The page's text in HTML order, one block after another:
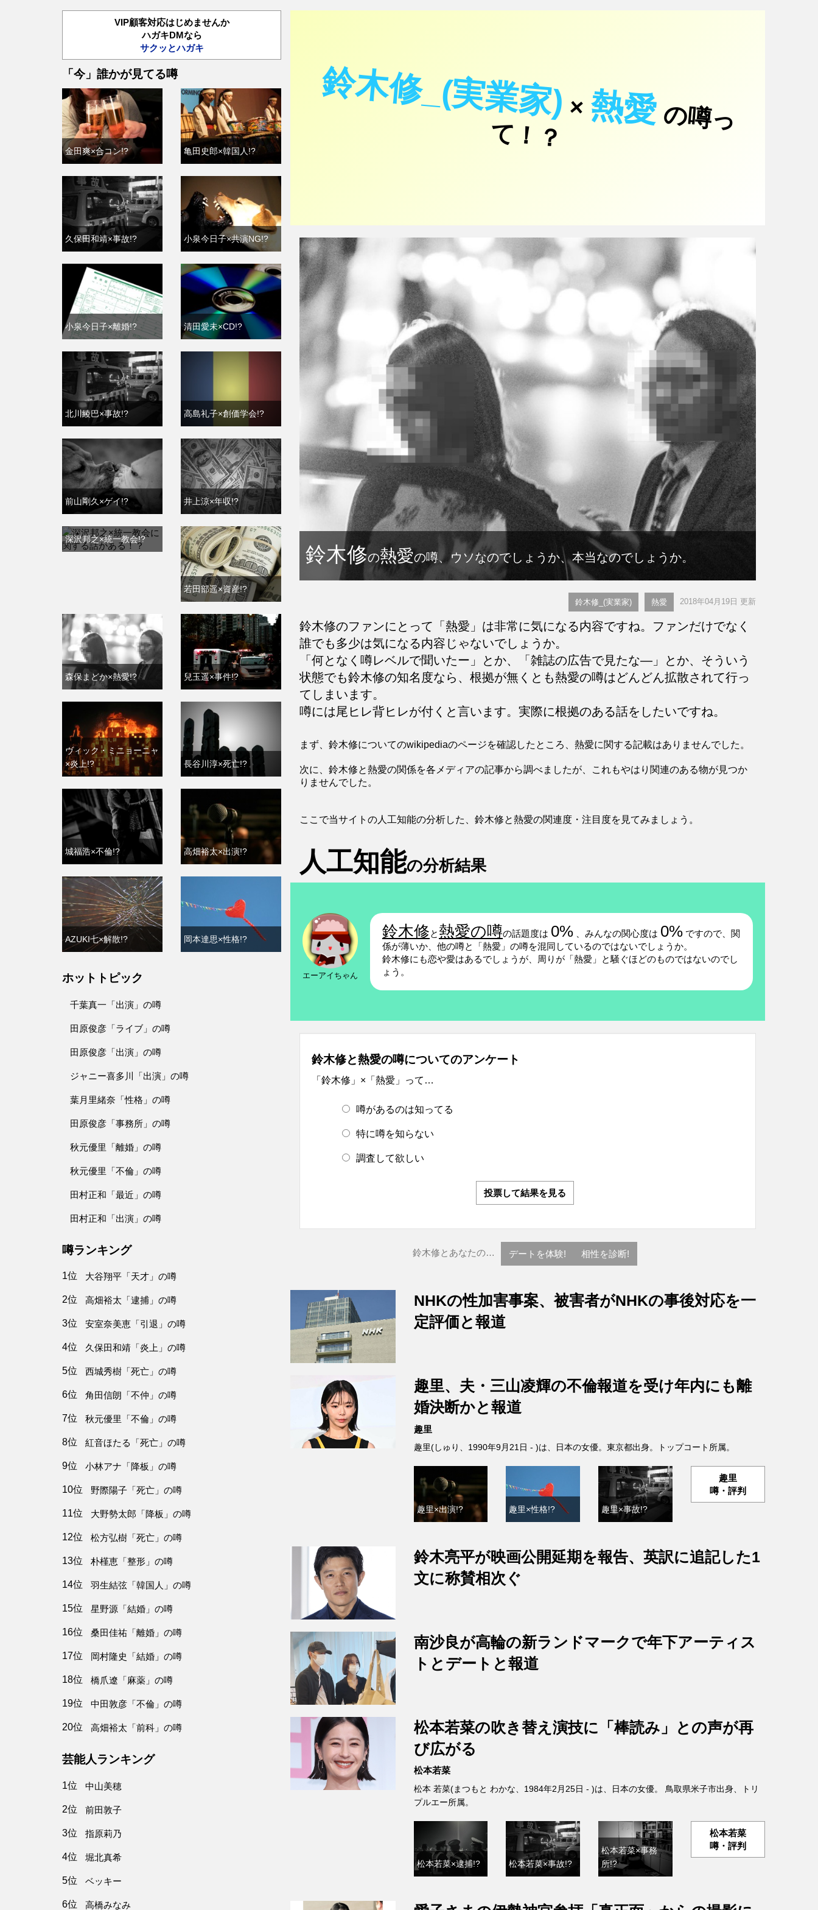
鈴木修_(実業家) ×熱愛の
噂
っ
て
！
？
鈴木修の熱愛の噂、ウソなのでしょうか、本当なのでしょうか。
鈴木修_(実業家) 熱愛 2018年04月19日 更新
鈴木修のファンにとって「熱愛」は非常に気になる内容ですね。ファンだけでなく
誰でも多少は気になる内容じゃないでしょうか。
「何となく噂レベルで聞いたー」とか、「雑誌の広告で見たな―」とか、そういう
状態でも鈴木修の知名度なら、根拠が無くとも熱愛の噂はどんどん拡散されて行っ
てしまいます。
噂には尾ヒレ背ヒレが付くと言います。実際に根拠のある話をしたいですね。
まず、鈴木修についてのwikipediaのページを確認したところ、熱愛に関する記載はありませんでした。
次に、鈴木修と熱愛の関係を各メディアの記事から調べましたが、これもやはり関連のある物が見つか
りませんでした。
ここで当サイトの人工知能の分析した、鈴木修と熱愛の関連度・注目度を見てみましょう。
人工知能の分析結果
エーアイちゃん
鈴木修と 熱愛の噂の話題度は 0% 、みんなの関心度は 0% ですので、関
係が薄いか、他の噂と「熱愛」の噂を混同しているのではないでしょうか。
鈴木修にも恋や愛はあるでしょうが、周りが「熱愛」と騒ぐほどのものではないのでし
ょう。
鈴木修と熱愛の噂についてのアンケート
「鈴木修」×「熱愛」って…
噂があるのは知ってる
特に噂を知らない
調査して欲しい
投票して結果を見る
鈴木修とあなたの… デートを体験! 相性を診断!
NHKの性加害事案、被害者がNHKの事後対応を一
定評価と報道
趣里、夫・三山凌輝の不倫報道を受け年内にも離
婚決断かと報道
趣里
趣里(しゅり、1990年9月21日 - )は、日本の女優。東京都出身。トップコート所属。
趣里×出演!? 趣里×性格!? 趣里×事故!?
趣里
噂・評判
鈴木亮平が映画公開延期を報告、英訳に追記した1
文に称賛相次ぐ
南沙良が高輪の新ランドマークで年下アーティス
トとデートと報道
松本若菜の吹き替え演技に「棒読み」との声が再
び広がる
松本若菜
松本 若菜(まつもと わかな、1984年2月25日 - )は、日本の女優。 鳥取県米子市出身、トリ
プルエー所属。
松本若菜×逮捕!? 松本若菜×事故!?
松本若菜×事務
所!?
松本若菜
噂・評判
VIP顧客対応はじめませんか
ハガキDMなら
サクッとハガキ
「今」誰かが見てる噂
金田爽×合コン!? 亀田史郎×韓国人!?
久保田和靖×事故!? 小泉今日子×共演NG!?
小泉今日子×離婚!? 清田愛未×CD!?
北川綾巴×事故!? 高島礼子×創価学会!?
前山剛久×ゲイ!? 井上涼×年収!?
深沢邦之×統一教会!?
若田部遥×資産!?
森保まどか×熱愛!? 兒玉遥×事件!?
ヴィック・ミニョーニャ
×炎上!?
長谷川淳×死亡!?
城福浩×不倫!? 高畑裕太×出演!?
AZUKI七×解散!? 岡本達思×性格!?
ホットトピック
千葉真一「出演」の噂
田原俊彦「ライブ」の噂
田原俊彦「出演」の噂
ジャニー喜多川「出演」の噂
葉月里緒奈「性格」の噂
田原俊彦「事務所」の噂
秋元優里「離婚」の噂
秋元優里「不倫」の噂
田村正和「最近」の噂
田村正和「出演」の噂
噂ランキング
1位 大谷翔平「天才」の噂
2位 高畑裕太「逮捕」の噂
3位 安室奈美恵「引退」の噂
4位 久保田和靖「炎上」の噂
5位 西城秀樹「死亡」の噂
6位 角田信朗「不仲」の噂
7位 秋元優里「不倫」の噂
8位 紅音ほたる「死亡」の噂
9位 小林アナ「降板」の噂
10位 野際陽子「死亡」の噂
11位 大野勢太郎「降板」の噂
12位 松方弘樹「死亡」の噂
13位 朴槿恵「整形」の噂
14位 羽生結弦「韓国人」の噂
15位 星野源「結婚」の噂
16位 桑田佳祐「離婚」の噂
17位 岡村隆史「結婚」の噂
18位 橋爪遼「麻薬」の噂
19位 中田敦彦「不倫」の噂
20位 高畑裕太「前科」の噂
芸能人ランキング
1位 中山美穂
2位 前田敦子
3位 指原莉乃
4位 堀北真希
5位 ベッキー
6位 高橋みなみ